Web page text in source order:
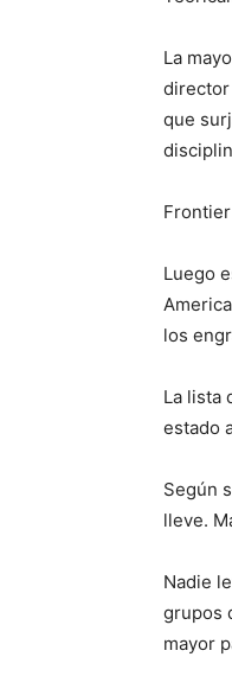
La
director
que
Luego
los
La lista
estado
Según
lleve.
Nadie
grupos
mayor